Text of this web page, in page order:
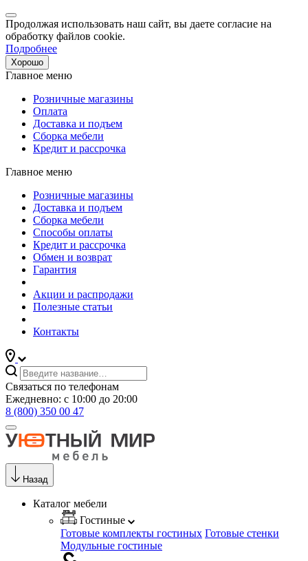
Продолжая использовать наш сайт, вы даете согласие на
обработку файлов cookie.
Подробнее
Хорошо
Главное меню
Розничные магазины
Оплата
Доставка и подъем
Сборка мебели
Кредит и рассрочка
Главное меню
Розничные магазины
Доставка и подъем
Сборка мебели
Способы оплаты
Кредит и рассрочка
Обмен и возврат
Гарантия
Акции и распродажи
Полезные статьи
Контакты
Связаться по телефонам
Ежедневно: с 10:00 до 20:00
8 (800) 350 00 47
Назад
Каталог мебели
Гостиные
Готовые комплекты гостиных Готовые стенки
Модульные гостиные